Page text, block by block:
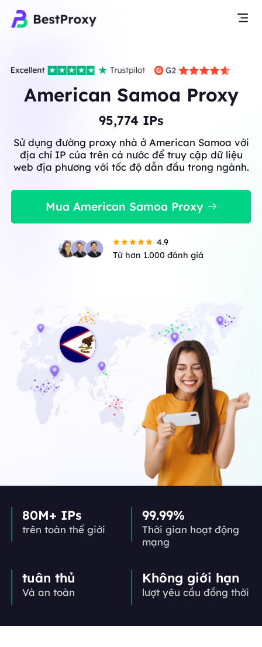
American Samoa Proxy
95,774IPs
Sử dụng đường proxy nhà ở American Samoa với
địa chỉ IP của trên cả nước để truy cập dữ liệu
web địa phương với tốc độ dẫn đầu trong ngành.
Mua American Samoa Proxy
4.9
Từ hơn 1.000 đánh giá
80M+ IPs
trên toàn thế giới
99.99%
Thời gian hoạt động
mạng
tuân thủ
Và an toàn
Không giới hạn
lượt yêu cầu đồng thời